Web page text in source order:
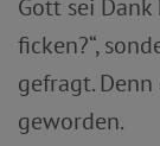
Gott sei
ficken?“,
gefragt.
geworden.